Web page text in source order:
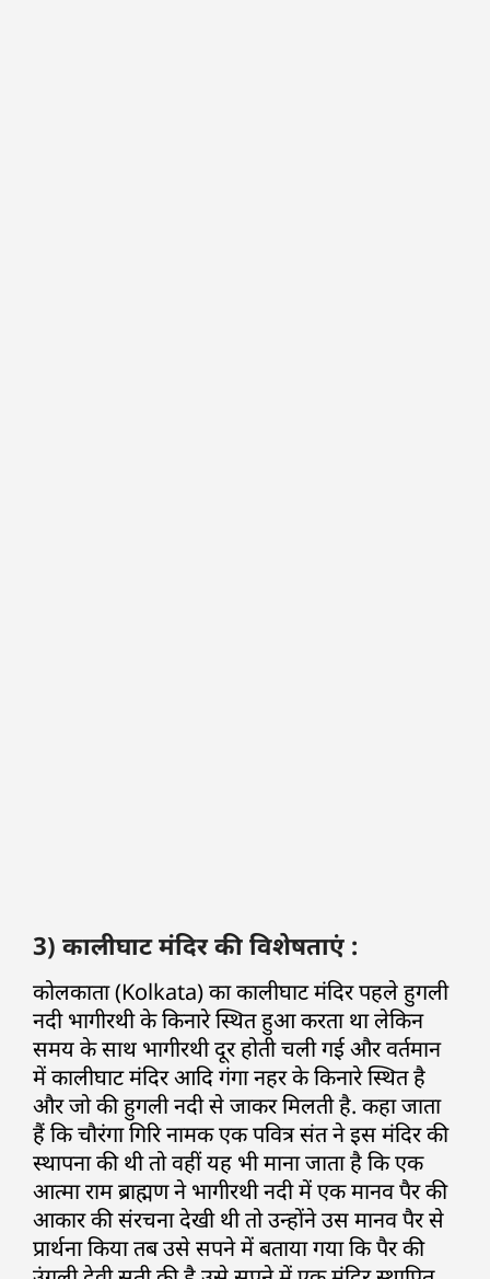
3) कालीघाट मंदिर की विशेषताएं :
कोलकाता (Kolkata) का कालीघाट मंदिर पहले हुगली
नदी भागीरथी के किनारे स्थित हुआ करता था लेकिन
समय के साथ भागीरथी दूर होती चली गई और वर्तमान
में कालीघाट मंदिर आदि गंगा नहर के किनारे स्थित है
और जो की हुगली नदी से जाकर मिलती है. कहा जाता
हैं कि चौरंगा गिरि नामक एक पवित्र संत ने इस मंदिर की
स्थापना की थी तो वहीं यह भी माना जाता है कि एक
आत्मा राम ब्राह्मण ने भागीरथी नदी में एक मानव पैर की
आकार की संरचना देखी थी तो उन्होंने उस मानव पैर से
प्रार्थना किया तब उसे सपने में बताया गया कि पैर की